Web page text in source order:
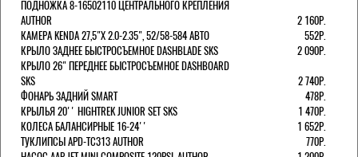
ПОДНОЖКА 8-16502110 ЦЕНТРАЛЬНОГО КРЕПЛЕНИЯ
AUTHOR
2 160Р.
КАМЕРА KENDA 27,5"Х 2.0-2.35", 52/58-584 АВТО
552Р.
КРЫЛО ЗАДНЕЕ БЫСТРОСЪЕМНОЕ DASHBLADE SKS
2 090Р.
КРЫЛО 26" ПЕРЕДНЕЕ БЫСТРОСЪЕМНОЕ DASHBOARD
SKS
2 740Р.
ФОНАРЬ ЗАДНИЙ SMART
478Р.
КРЫЛЬЯ 20'' HIGHTREK JUNIOR SET SKS
1 470Р.
КОЛЕСА БАЛАНСИРНЫЕ 16-24''
1 652Р.
ТУКЛИПСЫ APD-TC313 AUTHOR
770Р.